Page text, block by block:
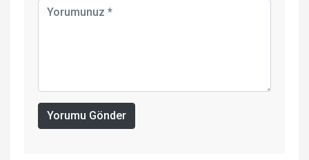
Yorumu Gönder